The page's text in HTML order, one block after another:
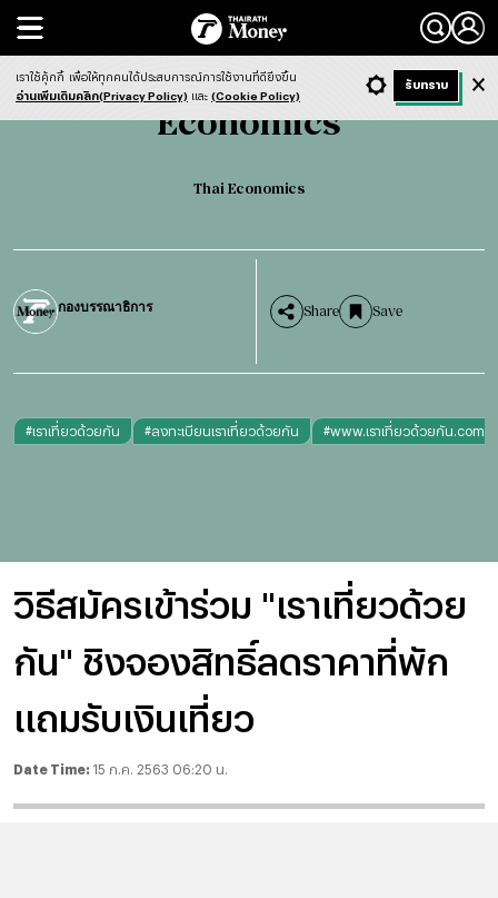
Search
Economics Thai Economics
Economics
Thai Economics
กองบรรณาธิการ Share Save
#เราเที่ยวด้วยกัน #ลงทะเบียนเราเที่ยวด้วยกัน #www.เราเที่ยวด้วยกัน.com
วิธีสมัครเข้าร่วม "เราเที่ยวด้วย
กัน" ชิงจองสิทธิ์ลดราคาที่พัก
แถมรับเงินเที่ยว
Date Time: 15 ก.ค. 2563 06:20 น.
- ก + ก Dark ฟังข่าว
เราใช้คุ้กกี้ เพื่อให้ทุกคนได้ประสบการณ์การใช้งานที่ดียิ่งขึ้น
อ่านเพิ่มเติมคลิก(Privacy Policy) และ (Cookie Policy)
รับทราบ